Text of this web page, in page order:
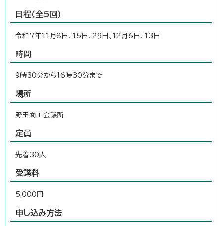
日程（全5回）
令和7年11月8日、15日、29日、12月6日、13日
時間
9時30分から16時30分まで
場所
野田商工会議所
定員
先着30人
受講料
5,000円
申し込み方法